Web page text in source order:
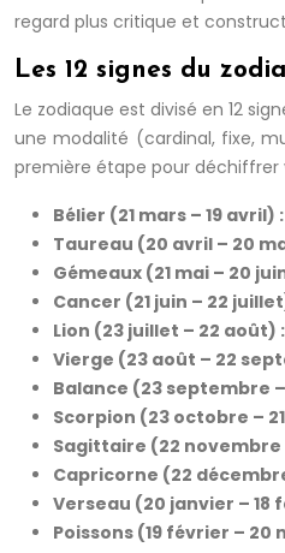
regard plus critique et
Les 12 signes du
Le zodiaque est divisé en 12
une modalité (cardinal, fixe,
première étape pour déchiffrer
Bélier (21 mars – 19 avril) :
Taureau (20 avril – 20
Gémeaux (21 mai – 20
Cancer (21 juin – 22
Lion (23 juillet – 22 août) :
Vierge (23 août – 22
Balance (23 septembre
Scorpion (23 octobre –
Sagittaire (22 novembre
Capricorne (22
Verseau (20 janvier – 18
Poissons (19 février – 20